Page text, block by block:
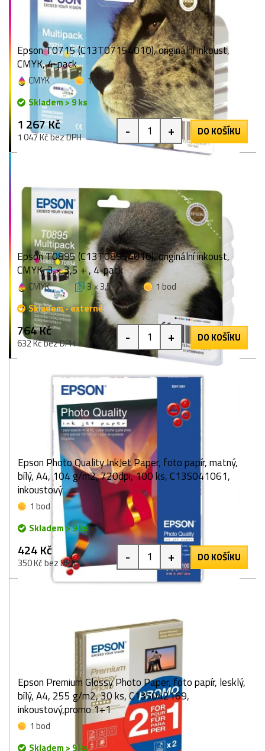
Epson T0715 (C13T07154010), originální inkoust,
CMYK, 4-pack
CMYK
1 bod
Skladem > 9 ks
1 267 Kč
1 047 Kč bez DPH - + DO KOŠÍKU
Epson T0895 (C13T08954010), originální inkoust,
CMYK, 3 × 3,5 + , 4-pack
CMYK 3 × 3,5 +
1 bod
Skladem - externě
764 Kč
632 Kč bez DPH - + DO KOŠÍKU
Epson Photo Quality InkJet Paper, foto papír, matný,
bílý, A4, 104 g/m2, 720dpi, 100 ks, C13S041061,
inkoustový
1 bod
Skladem > 9 ks
424 Kč
350 Kč bez DPH - + DO KOŠÍKU
Epson Premium Glossy Photo Paper, foto papír, lesklý,
bílý, A4, 255 g/m2, 30 ks, C13S042169,
inkoustový,promo 1+1
1 bod
Skladem > 9 ks